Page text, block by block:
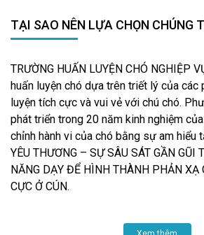
TẠI SAO NÊN LỰA CHỌN CHÚNG
TRƯỜNG HUẤN LUYỆN CHÓ NGHIỆP
huấn luyện chó dựa trên triết lý của các
luyện tích cực và vui vẻ với chú chó.
phát triển trong 20 năm kinh nghiệm
chỉnh hành vi của chó bằng sự am hiểu
YÊU THƯƠNG – SỰ SÂU SÁT GẦN GŨI
NĂNG DẠY ĐỂ HÌNH THÀNH PHẢN XẠ
CỰC Ở CÚN.